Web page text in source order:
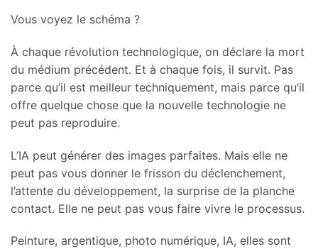
Vous voyez le schéma ?
À chaque révolution technologique, on déclare la mort
du médium précédent. Et à chaque fois, il survit. Pas
parce qu’il est meilleur techniquement, mais parce qu’il
offre quelque chose que la nouvelle technologie ne
peut pas reproduire.
L’IA peut générer des images parfaites. Mais elle ne
peut pas vous donner le frisson du déclenchement,
l’attente du développement, la surprise de la planche
contact. Elle ne peut pas vous faire vivre le processus.
Peinture, argentique, photo numérique, IA, elles sont